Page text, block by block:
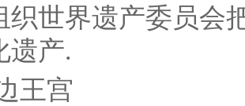
织世界遗产委员会
遗产.
王宫